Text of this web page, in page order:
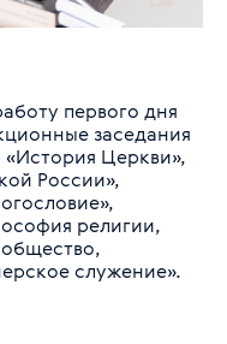
первого дня
заседания
Церкви»,
России»,
религии,
служение».